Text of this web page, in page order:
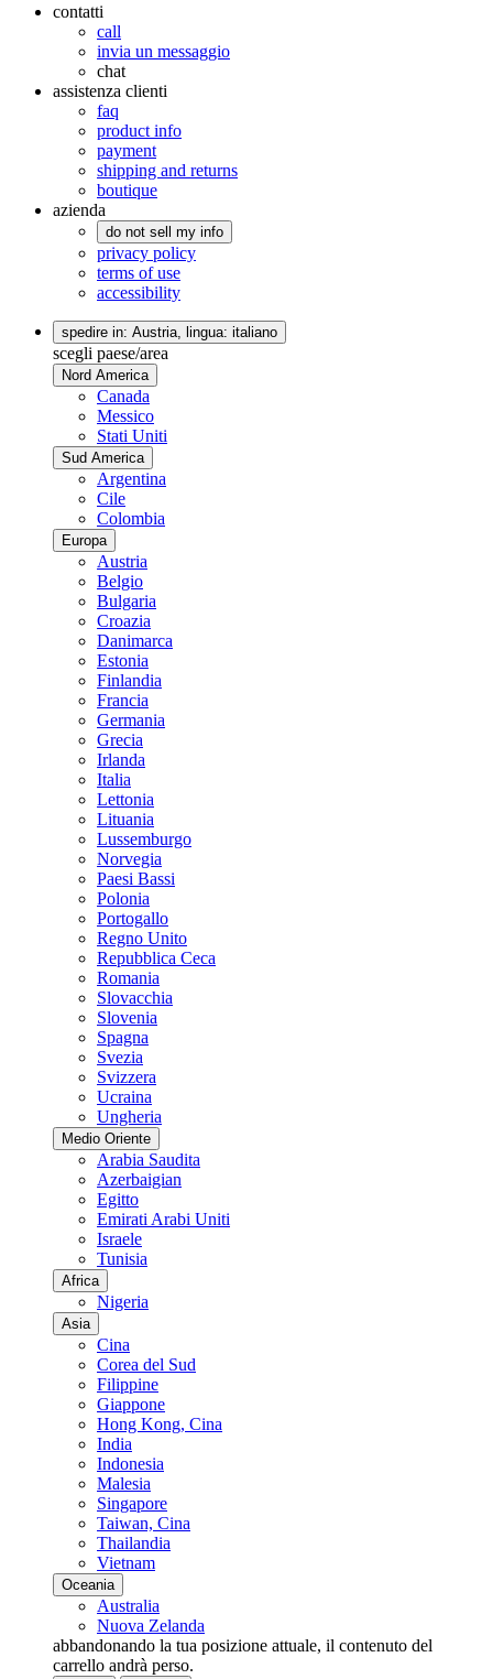
contatti
call
invia un messaggio
chat
assistenza clienti
faq
product info
payment
shipping and returns
boutique
azienda
do not sell my info
privacy policy
terms of use
accessibility
spedire in: Austria, lingua: italiano
scegli paese/area
Nord America
Canada
Messico
Stati Uniti
Sud America
Argentina
Cile
Colombia
Europa
Austria
Belgio
Bulgaria
Croazia
Danimarca
Estonia
Finlandia
Francia
Germania
Grecia
Irlanda
Italia
Lettonia
Lituania
Lussemburgo
Norvegia
Paesi Bassi
Polonia
Portogallo
Regno Unito
Repubblica Ceca
Romania
Slovacchia
Slovenia
Spagna
Svezia
Svizzera
Ucraina
Ungheria
Medio Oriente
Arabia Saudita
Azerbaigian
Egitto
Emirati Arabi Uniti
Israele
Tunisia
Africa
Nigeria
Asia
Cina
Corea del Sud
Filippine
Giappone
Hong Kong, Cina
India
Indonesia
Malesia
Singapore
Taiwan, Cina
Thailandia
Vietnam
Oceania
Australia
Nuova Zelanda
abbandonando la tua posizione attuale, il contenuto del
carrello andrà perso.